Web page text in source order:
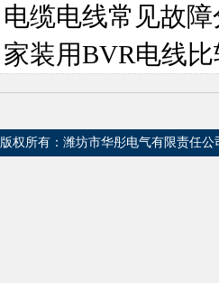
电缆电线常见故
家装用BVR电线
版权所有：潍坊市华彤电气有限责